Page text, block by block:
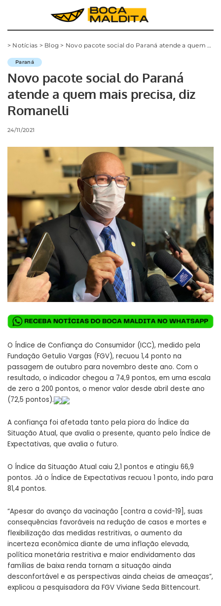
> Notícias > Blog > Novo pacote social do Paraná atende a quem mais precisa, diz Romanelli
Paraná
Novo pacote social do Paraná
atende a quem mais precisa, diz
Romanelli
24/11/2021
O Índice de Confiança do Consumidor (ICC), medido pela
Fundação Getulio Vargas (FGV), recuou 1,4 ponto na
passagem de outubro para novembro deste ano. Com o
resultado, o indicador chegou a 74,9 pontos, em uma escala
de zero a 200 pontos, o menor valor desde abril deste ano
(72,5 pontos).
A confiança foi afetada tanto pela piora do Índice da
Situação Atual, que avalia o presente, quanto pelo Índice de
Expectativas, que avalia o futuro.
O Índice da Situação Atual caiu 2,1 pontos e atingiu 66,9
pontos. Já o Índice de Expectativas recuou 1 ponto, indo para
81,4 pontos.
“Apesar do avanço da vacinação [contra a covid-19], suas
consequências favoráveis na redução de casos e mortes e
flexibilização das medidas restritivas, o aumento da
incerteza econômica diante de uma inflação elevada,
política monetária restritiva e maior endividamento das
famílias de baixa renda tornam a situação ainda
desconfortável e as perspectivas ainda cheias de ameaças”,
explicou a pesquisadora da FGV Viviane Seda Bittencourt.